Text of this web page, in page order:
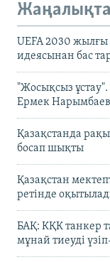
UEFA 2030
идеясынан бас
"Жосықсыз
Ермек
Қазақстанда
босап шықты
Қазақстан
ретінде
БАҚ: КҚК танкер
мұнай тиеуді